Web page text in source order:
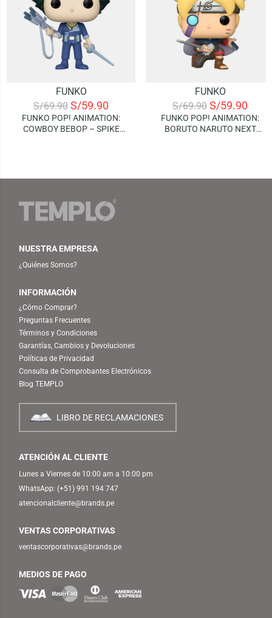
FUNKO
S/69.90 S/59.90
FUNKO POP! ANIMATION:
COWBOY BEBOP – SPIKE
FUNKO
S/69.90 S/59.90
FUNKO POP! ANIMATION:
BORUTO NARUTO NEXT
NUESTRA EMPRESA
¿Quiénes Somos?
INFORMACIÓN
¿Cómo Comprar?
Preguntas Frecuentes
Términos y Condiciones
Garantías, Cambios y Devoluciones
Políticas de Privacidad
Consulta de Comprobantes Electrónicos
Blog TEMPLO
LIBRO DE RECLAMACIONES
ATENCIÓN AL CLIENTE
Lunes a Viernes de 10:00 am a 10:00 pm
WhatsApp: (+51) 991 194 747
atencionalcliente@brands.pe
VENTAS CORPORATIVAS
ventascorporativas@brands.pe
MEDIOS DE PAGO